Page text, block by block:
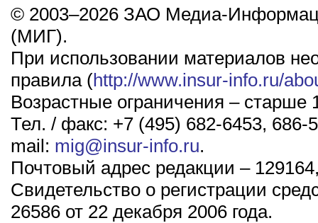
© 2003–2026 ЗАО Медиа-
(МИГ).
При использовании материалов
правила (http://www.insur-info.ru/
Возрастные ограничения – старше
Тел. / факс: +7 (495) 682-6453, 686-
mail: mig@insur-info.ru.
Почтовый адрес редакции –
Свидетельство о регистрации
26586 от 22 декабря 2006 года.